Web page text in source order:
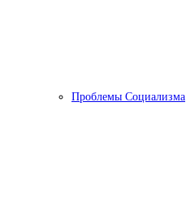
Проблемы Социализма